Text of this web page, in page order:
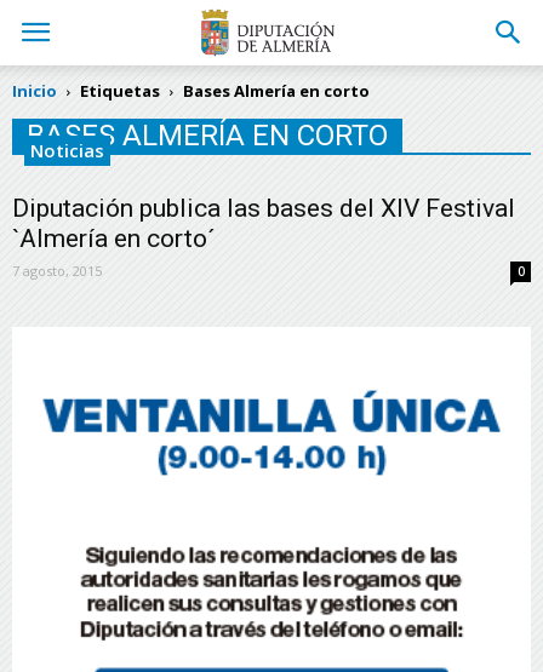
Inicio Etiquetas Bases Almería en corto
BASES ALMERÍA EN CORTO
Noticias
Diputación publica las bases del XIV Festival
`Almería en corto´
7 agosto, 2015 0